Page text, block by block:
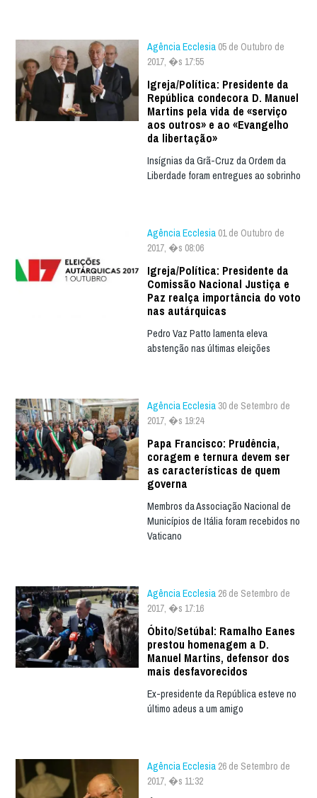
Agência Ecclesia 05 de Outubro de
2017, �s 17:55
Igreja/Política: Presidente da
República condecora D. Manuel
Martins pela vida de «serviço
aos outros» e ao «Evangelho
da libertação»
Insígnias da Grã-Cruz da Ordem da
Liberdade foram entregues ao sobrinho
Agência Ecclesia 01 de Outubro de
2017, �s 08:06
Igreja/Política: Presidente da
Comissão Nacional Justiça e
Paz realça importância do voto
nas autárquicas
Pedro Vaz Patto lamenta eleva
abstenção nas últimas eleições
Agência Ecclesia 30 de Setembro de
2017, �s 19:24
Papa Francisco: Prudência,
coragem e ternura devem ser
as características de quem
governa
Membros da Associação Nacional de
Municípios de Itália foram recebidos no
Vaticano
Agência Ecclesia 26 de Setembro de
2017, �s 17:16
Óbito/Setúbal: Ramalho Eanes
prestou homenagem a D.
Manuel Martins, defensor dos
mais desfavorecidos
Ex-presidente da República esteve no
último adeus a um amigo
Agência Ecclesia 26 de Setembro de
2017, �s 11:32